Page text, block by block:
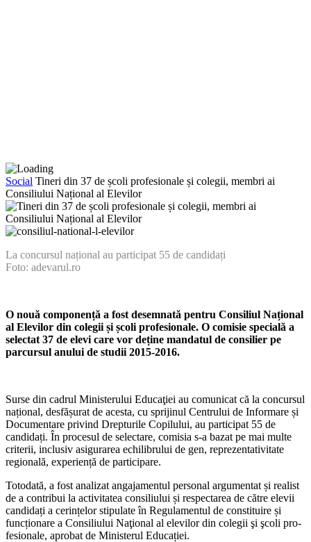
Social Tineri din 37 de școli profesionale și colegii, membri ai
Consiliului Național al Elevilor
La concursul național au participat 55 de candidați
Foto: adevarul.ro
O nouă componență a fost desemnată pentru Consiliul Național
al Elevilor din colegii și școli profesionale. O comisie specială a
selectat 37 de elevi care vor deține mandatul de consilier pe
parcursul anului de studii 2015-2016.
Surse din cadrul Ministerului Educaţiei au comu­nicat că la concursul
național, desfășurat de acesta, cu sprijinul Centrului de Informare și
Documentare pri­vind Drepturile Copilului, au participat 55 de
candidați. În procesul de selectare, comisia s-a bazat pe mai multe
criterii, inclusiv asigurarea echilibrului de gen, repre­zentativitate
regională, experiență de participare.
Totodată, a fost analizat angajamentul personal ar­gumentat și realist
de a contribui la activitatea consiliu­lui și respectarea de către elevii
candidați a cerințelor stipulate în Regulamentul de constituire și
funcționare a Consiliului Naţional al elevilor din colegii şi şcoli pro­
fesionale, aprobat de Ministerul Educației.